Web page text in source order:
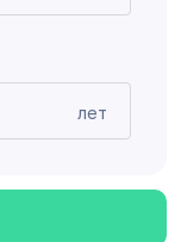
лет